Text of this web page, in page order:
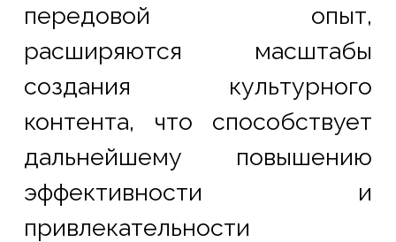
передовой опыт,
расширяются масштабы
создания культурного
контента, что способствует
дальнейшему повышению
эффективности и
привлекательности